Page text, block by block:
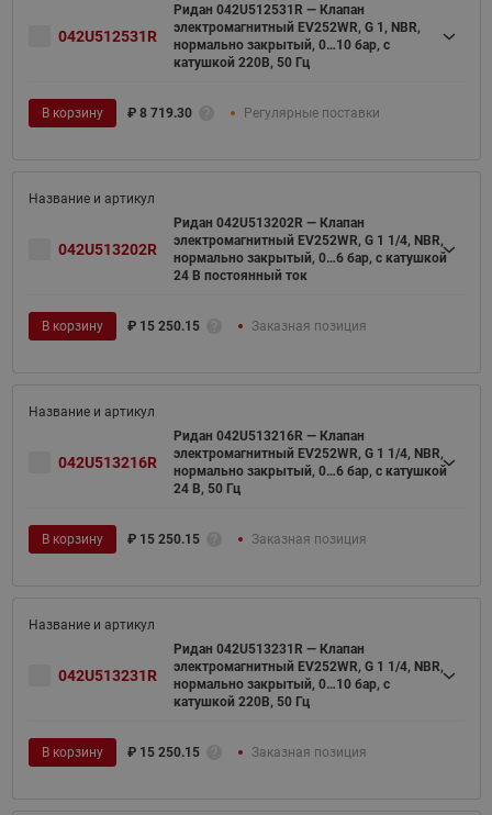
042U512531R
Ридан 042U512531R — Клапан
электромагнитный EV252WR, G 1, NBR,
нормально закрытый, 0…10 бар, с
катушкой 220В, 50 Гц
В корзину ₽ 8 719.30 Регулярные поставки
042U513202R
Ридан 042U513202R — Клапан
электромагнитный EV252WR, G 1 1/4, NBR,
нормально закрытый, 0…6 бар, с катушкой
24 В постоянный ток
В корзину ₽ 15 250.15 Заказная позиция
042U513216R
Ридан 042U513216R — Клапан
электромагнитный EV252WR, G 1 1/4, NBR,
нормально закрытый, 0…6 бар, с катушкой
24 В, 50 Гц
В корзину ₽ 15 250.15 Заказная позиция
042U513231R
Ридан 042U513231R — Клапан
электромагнитный EV252WR, G 1 1/4, NBR,
нормально закрытый, 0…10 бар, с
катушкой 220В, 50 Гц
В корзину ₽ 15 250.15 Заказная позиция